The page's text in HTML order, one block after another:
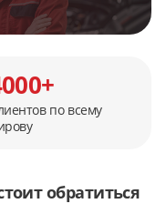
по всему
обратиться